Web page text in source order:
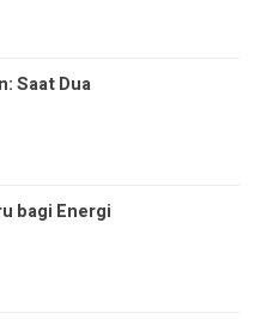
Saat Dua
bagi Energi